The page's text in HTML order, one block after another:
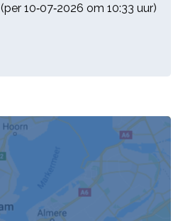
(per 10‑07‑2026 om 10:33 uur)